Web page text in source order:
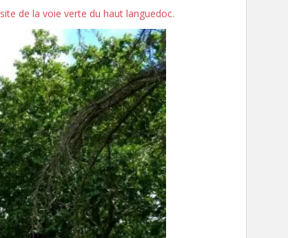
site de la voie verte du haut languedoc.